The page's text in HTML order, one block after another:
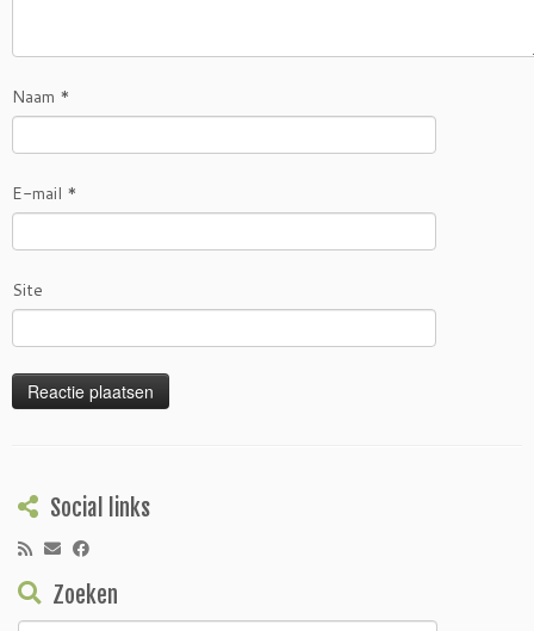
Naam *
E-mail *
Site
Social links
Zoeken